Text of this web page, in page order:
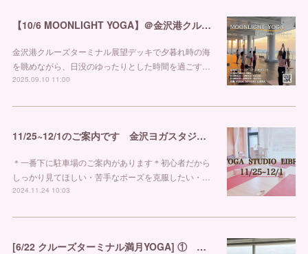
【10/6 MOONLIGHT YOGA】＠金沢港クルーズターミナル
金沢港クルーズターミナル展望デッキで夕暮れ時の海
を眺めながら、日没のゆったりとした時間を過ごす…
2025.09.10 11:00
11/25~12/1のご案内です 金沢ヨガスタジオ リブラ
＊一番下に駐車場のご案内があります＊初心者だから
しっかり見てほしい・苦手なポーズを克服したい・…
2024.11.24 10:03
[6/22 クルーズターミナル満月YOGA] ① 金沢市ヨガスタジオ リブラ